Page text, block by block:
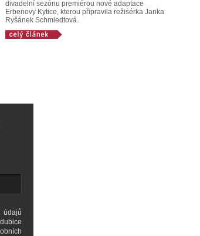
divadelní sezónu premiérou nové adaptace
Erbenovy Kytice, kterou připravila režisérka Janka
Ryšánek Schmiedtová.
údajů